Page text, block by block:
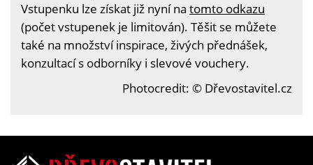
Vstupenku lze získat již nyní na tomto odkazu
(počet vstupenek je limitován). Těšit se můžete
také na množství inspirace, živých přednášek,
konzultací s odborníky i slevové vouchery.
Photocredit: © Dřevostavitel.cz